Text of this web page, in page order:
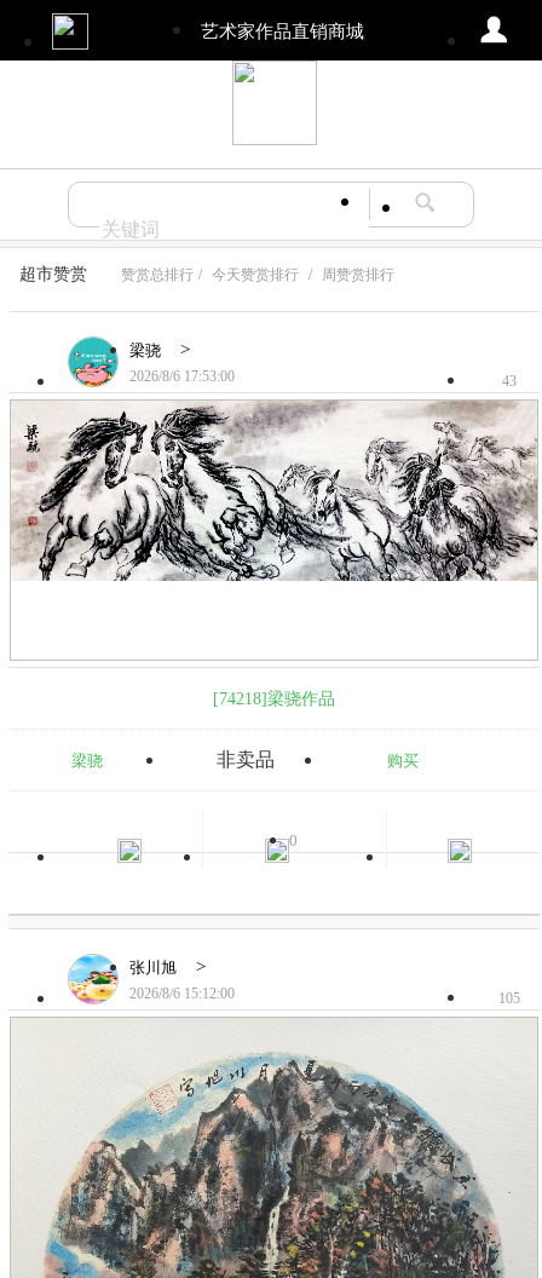
艺术家作品直销商城
超市赞赏 赞赏总排行 / 今天赞赏排行 / 周赞赏排行
梁骁 >
2026/8/6 17:53:00 43
[74218]梁骁作品
梁骁 非卖品 购买
0
张川旭 >
2026/8/6 15:12:00 105